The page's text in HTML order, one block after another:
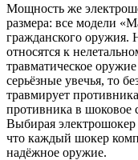
Мощность же
размера: все модели
гражданского
относятся к
травматическое
серьёзные увечья, то
травмирует
противника в шоковое
Выбирая
что каждый шокер
надёжное оружие.